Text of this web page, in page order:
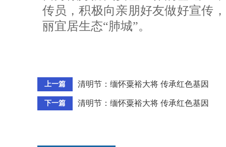
传员，积极向亲朋好友做好宣传
丽宜居生态“肺城”。
上一篇 清明节：缅怀粟裕大将 传承红色基因
下一篇 清明节：缅怀粟裕大将 传承红色基因